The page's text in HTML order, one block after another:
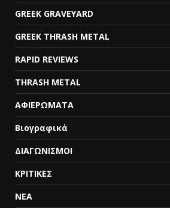
GREEK GRAVEYARD
GREEK THRASH METAL
RAPID REVIEWS
THRASH METAL
ΑΦΙΕΡΩΜΑΤΑ
Βιογραφικά
ΔΙΑΓΩΝΙΣΜΟΙ
ΚΡΙΤΙΚΕΣ
ΝΕΑ